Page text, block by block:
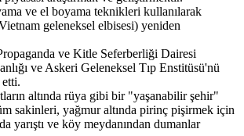
ve el boyama teknikleri kullanılarak
geleneksel elbisesi) yeniden
ve Kitle Seferberliği Dairesi
ve Askeri Geleneksel Tıp Enstitüsü'nü
altında rüya gibi bir "yaşanabilir şehir"
sakinleri, yağmur altında pirinç pişirmek için
yarıştı ve köy meydanından dumanlar